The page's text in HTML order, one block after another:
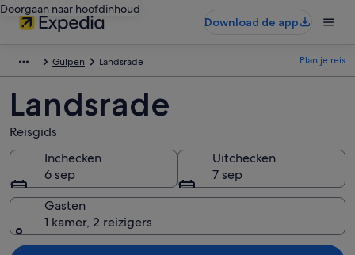
Doorgaan naar hoofdinhoud
Download de app
Gulpen Landsrade Plan je reis
Landsrade
Reisgids
Inchecken
6 sep
Uitchecken
7 sep
Gasten
1 kamer, 2 reizigers